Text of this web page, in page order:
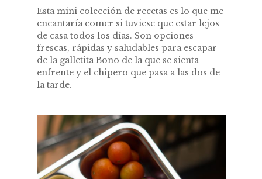
Esta mini colección de recetas es lo que me
encantaría comer si tuviese que estar lejos
de casa todos los días. Son opciones
frescas, rápidas y saludables para escapar
de la galletita Bono de la que se sienta
enfrente y el chipero que pasa a las dos de
la tarde.